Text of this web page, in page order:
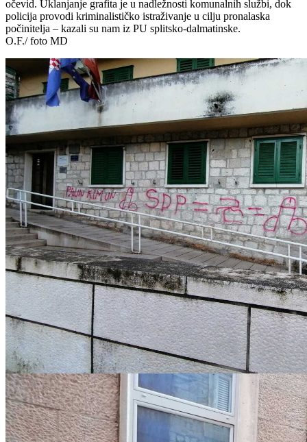
očevid. Uklanjanje grafita je u nadležnosti komunalnih službi, dok
policija provodi kriminalističko istraživanje u cilju pronalaska
počinitelja – kazali su nam iz PU splitsko-dalmatinske.
O.F./ foto MD
IMG-20221217-WA0015